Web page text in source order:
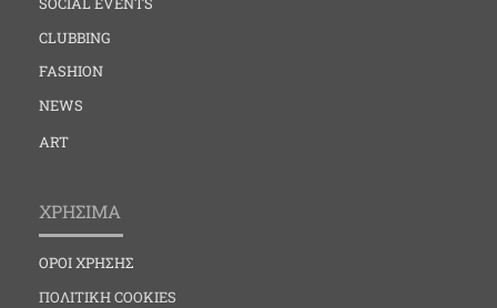
CLUBBING
FASHION
NEWS
ART
ΧΡΗΣΙΜΑ
ΟΡΟΙ ΧΡΗΣΗΣ
ΠΟΛΙΤΙΚΗ COOKIES